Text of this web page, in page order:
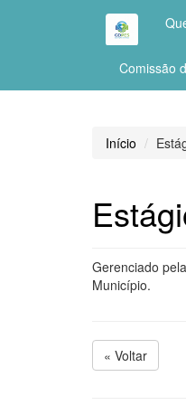
Comissão
Início
Gerenciado
Município.
« Voltar